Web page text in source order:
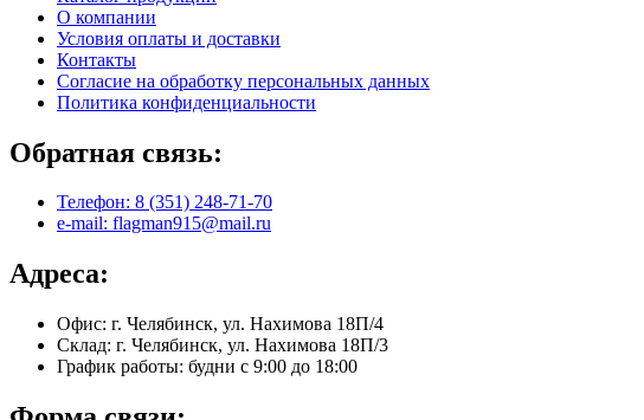
О компании
Условия оплаты и доставки
Контакты
Согласие на обработку персональных данных
Политика конфиденциальности
Обратная связь:
Телефон: 8 (351) 248-71-70
e-mail: flagman915@mail.ru
Адреса:
Офис: г. Челябинск, ул. Нахимова 18П/4
Склад: г. Челябинск, ул. Нахимова 18П/3
График работы: будни с 9:00 до 18:00